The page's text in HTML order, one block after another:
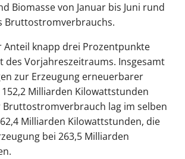
Biomasse von Januar bis Juni rund
Bruttostromverbrauchs.
Anteil knapp drei Prozentpunkte
des Vorjahreszeitraums. Insgesamt
zur Erzeugung erneuerbarer
Milliarden Kilowattstunden
Bruttostromverbrauch lag im selben
Milliarden Kilowattstunden, die
bei 263,5 Milliarden